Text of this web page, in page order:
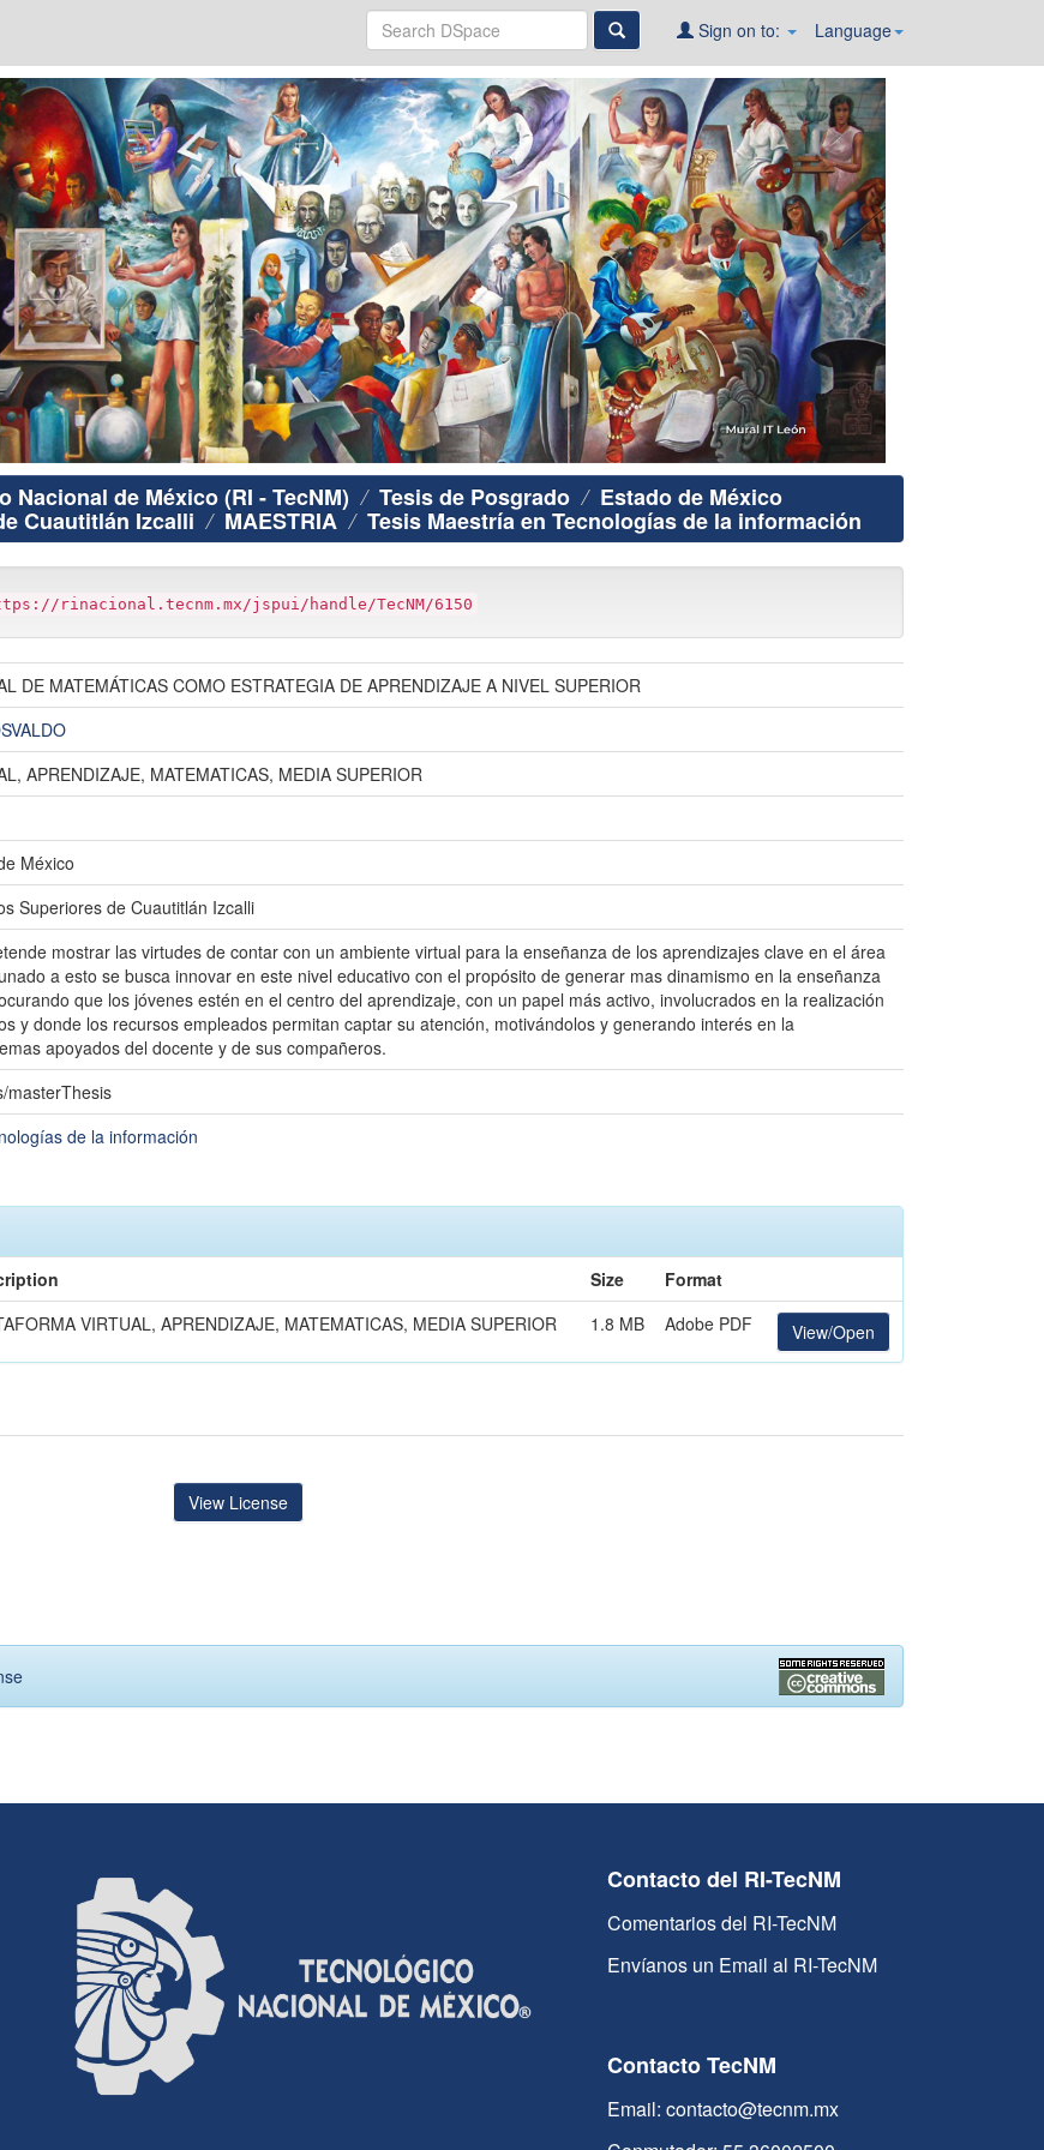
Language
Sign on to:
de México (RI - TecNM) Tesis de Posgrado Estado de México
Cuautitlán Izcalli MAESTRIA Tesis Maestría en Tecnologías de la información
rinacional.tecnm.mx/jspui/handle/TecNM/6150
DE MATEMÁTICAS COMO ESTRATEGIA DE APRENDIZAJE A NIVEL SUPERIOR
APRENDIZAJE, MATEMATICAS, MEDIA SUPERIOR
México
Superiores de Cuautitlán Izcalli
mostrar las virtudes de contar con un ambiente virtual para la enseñanza de los aprendizajes clave en el área
a esto se busca innovar en este nivel educativo con el propósito de generar mas dinamismo en la enseñanza
que los jóvenes estén en el centro del aprendizaje, con un papel más activo, involucrados en la realización
y donde los recursos empleados permitan captar su atención, motivándolos y generando interés en la
apoyados del docente y de sus compañeros.
masterThesis
de la información
Size
Format
VIRTUAL, APRENDIZAJE, MATEMATICAS, MEDIA SUPERIOR 1.8 MB Adobe PDF View/Open
View License
Contacto del RI-TecNM
Comentarios del RI-TecNM
Envíanos un Email al RI-TecNM
Contacto TecNM
Email: contacto@tecnm.mx